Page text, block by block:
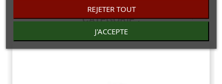
30 AUTRES PRODUITS DANS LA MÊME
CATÉGORIE :
REJETER TOUT
J'ACCEPTE